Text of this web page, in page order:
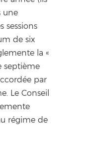
une
sessions
de six
la «
septième
par
Le Conseil
régime de